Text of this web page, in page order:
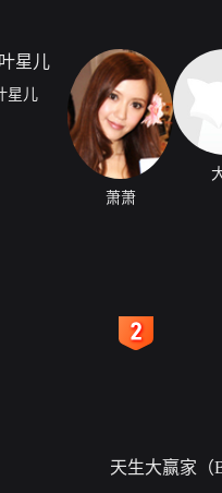
星儿
萧萧
天生大赢家（